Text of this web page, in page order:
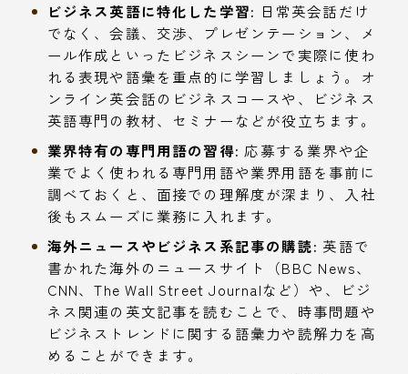
ビジネス英語に特化した学習: 日常英会話だけ
でなく、会議、交渉、プレゼンテーション、メ
ール作成といったビジネスシーンで実際に使わ
れる表現や語彙を重点的に学習しましょう。オ
ンライン英会話のビジネスコースや、ビジネス
英語専門の教材、セミナーなどが役立ちます。
業界特有の専門用語の習得: 応募する業界や企
業でよく使われる専門用語や業界用語を事前に
調べておくと、面接での理解度が深まり、入社
後もスムーズに業務に入れます。
海外ニュースやビジネス系記事の購読: 英語で
書かれた海外のニュースサイト（BBC News、
CNN、The Wall Street Journalなど）や、ビジ
ネス関連の英文記事を読むことで、時事問題や
ビジネストレンドに関する語彙力や読解力を高
めることができます。